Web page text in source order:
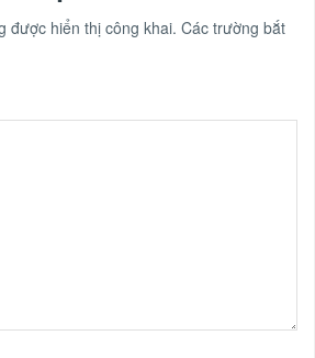
được hiển thị công khai. Các trường bắt